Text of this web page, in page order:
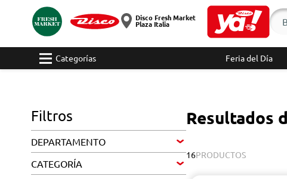
Disco Fresh Market
Plaza Italia
Categorías Feria del Día
Filtros
DEPARTAMENTO
CATEGORÍA
Resultados
16PRODUCTOS